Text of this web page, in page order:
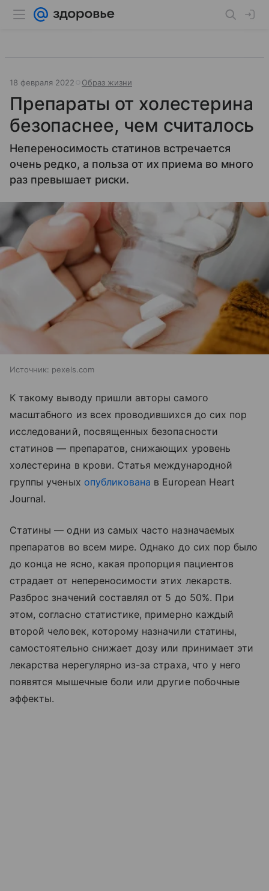
18 февраля 2022 Образ жизни
Препараты от холестерина
безопаснее, чем считалось
Непереносимость статинов встречается
очень редко, а польза от их приема во много
раз превышает риски.
Источник: pexels.com
К такому выводу пришли авторы самого
масштабного из всех проводившихся до сих пор
исследований, посвященных безопасности
статинов — препаратов, снижающих уровень
холестерина в крови. Статья международной
группы ученых опубликована в European Heart
Journal.
Статины — одни из самых часто назначаемых
препаратов во всем мире. Однако до сих пор было
до конца не ясно, какая пропорция пациентов
страдает от непереносимости этих лекарств.
Разброс значений составлял от 5 до 50%. При
этом, согласно статистике, примерно каждый
второй человек, которому назначили статины,
самостоятельно снижает дозу или принимает эти
лекарства нерегулярно из-за страха, что у него
появятся мышечные боли или другие побочные
эффекты.